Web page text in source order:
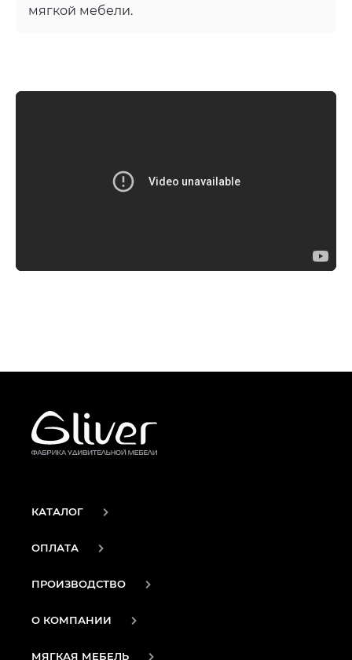
мягкой мебели.
КАТАЛОГ
ОПЛАТА
ПРОИЗВОДСТВО
О КОМПАНИИ
МЯГКАЯ МЕБЕЛЬ